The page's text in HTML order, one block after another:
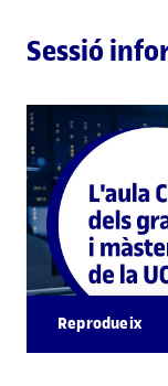
Sessió
Reprodueix